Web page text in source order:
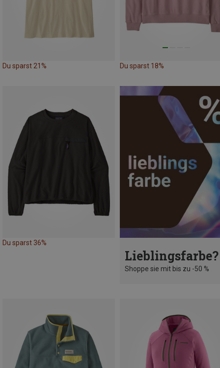
Du sparst 21% Du sparst 18%
Du sparst 36%
Lieblingsfarbe?
Shoppe sie mit bis zu -50 %